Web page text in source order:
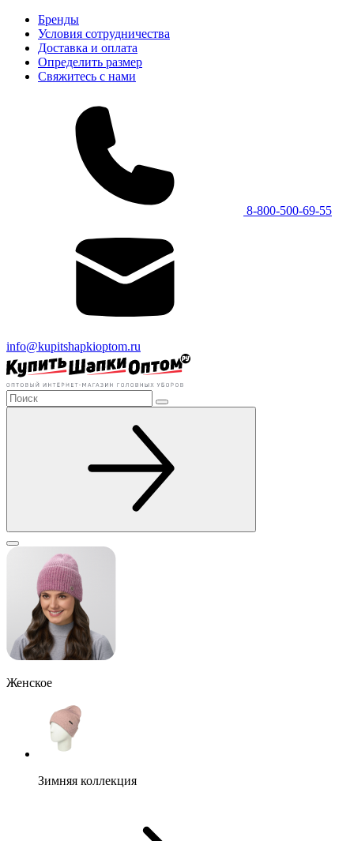
Бренды
Условия сотрудничества
Доставка и оплата
Определить размер
Свяжитесь с нами
8-800-500-69-55
info@kupitshapkioptom.ru
Женское
Зимняя коллекция